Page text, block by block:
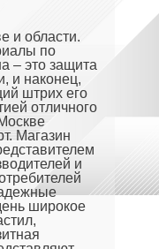
и области.
по
– это защита
и наконец,
штрих его
отличного
Магазин
и
широкое